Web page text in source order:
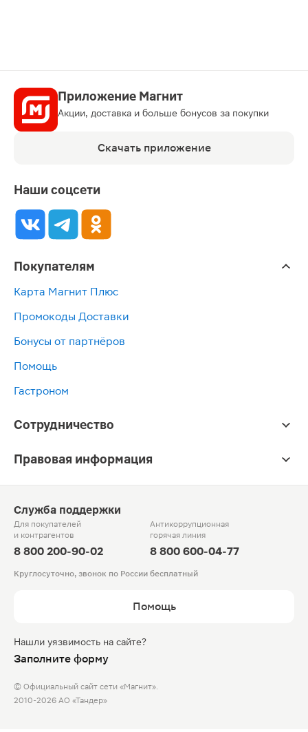
Приложение Магнит
Акции, доставка и больше бонусов за покупки
Скачать приложение
Наши соцсети
Покупателям
Карта Магнит Плюс
Промокоды Доставки
Бонусы от партнёров
Помощь
Гастроном
Сотрудничество
Правовая информация
Служба поддержки
Для покупателей
и контрагентов
8 800 200-90-02
Антикоррупционная
горячая линия
8 800 600-04-77
Круглосуточно, звонок по России бесплатный
Помощь
Нашли уязвимость на сайте?
Заполните форму
© Официальный сайт сети «Магнит».
2010-2026 АО «Тандер»